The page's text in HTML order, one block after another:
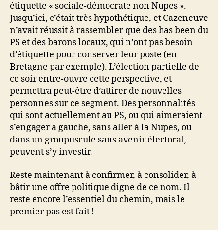
étiquette « sociale-démocrate non Nupes ».
Jusqu’ici, c’était très hypothétique, et Cazeneuve
n’avait réussit à rassembler que des has been du
PS et des barons locaux, qui n’ont pas besoin
d’étiquette pour conserver leur poste (en
Bretagne par exemple). L’élection partielle de
ce soir entre-ouvre cette perspective, et
permettra peut-être d’attirer de nouvelles
personnes sur ce segment. Des personnalités
qui sont actuellement au PS, ou qui aimeraient
s’engager à gauche, sans aller à la Nupes, ou
dans un groupuscule sans avenir électoral,
peuvent s’y investir.
Reste maintenant à confirmer, à consolider, à
bâtir une offre politique digne de ce nom. Il
reste encore l’essentiel du chemin, mais le
premier pas est fait !